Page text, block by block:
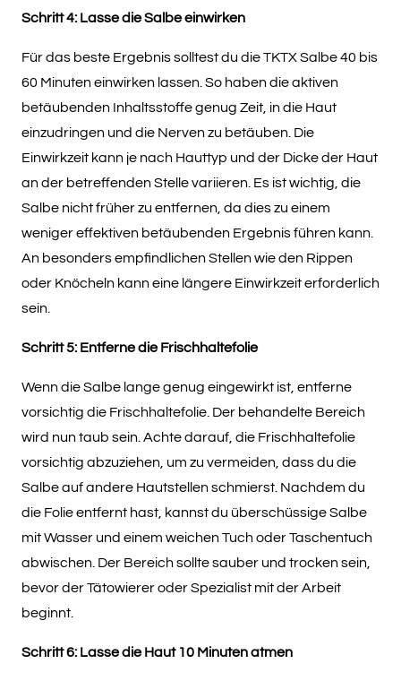
Schritt 4: Lasse die Salbe einwirken
Für das beste Ergebnis solltest du die TKTX Salbe 40 bis
60 Minuten einwirken lassen. So haben die aktiven
betäubenden Inhaltsstoffe genug Zeit, in die Haut
einzudringen und die Nerven zu betäuben. Die
Einwirkzeit kann je nach Hauttyp und der Dicke der Haut
an der betreffenden Stelle variieren. Es ist wichtig, die
Salbe nicht früher zu entfernen, da dies zu einem
weniger effektiven betäubenden Ergebnis führen kann.
An besonders empfindlichen Stellen wie den Rippen
oder Knöcheln kann eine längere Einwirkzeit erforderlich
sein.
Schritt 5: Entferne die Frischhaltefolie
Wenn die Salbe lange genug eingewirkt ist, entferne
vorsichtig die Frischhaltefolie. Der behandelte Bereich
wird nun taub sein. Achte darauf, die Frischhaltefolie
vorsichtig abzuziehen, um zu vermeiden, dass du die
Salbe auf andere Hautstellen schmierst. Nachdem du
die Folie entfernt hast, kannst du überschüssige Salbe
mit Wasser und einem weichen Tuch oder Taschentuch
abwischen. Der Bereich sollte sauber und trocken sein,
bevor der Tätowierer oder Spezialist mit der Arbeit
beginnt.
Schritt 6: Lasse die Haut 10 Minuten atmen